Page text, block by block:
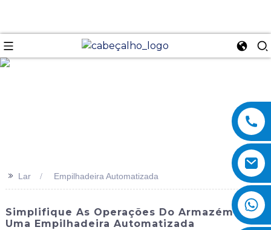
>> Lar Empilhadeira Automatizada
Simplifique As Operações Do Armazém Com
Uma Empilhadeira Automatizada